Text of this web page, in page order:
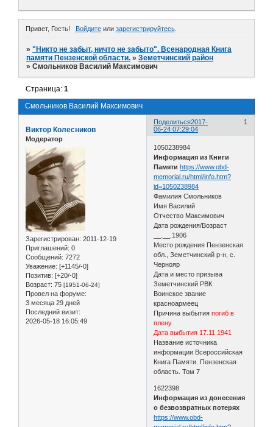
Привет, Гость! Войдитеили зарегистрируйтесь.
»"Никто не забыт, ничто не забыто". Всенародная Книга
памяти Пензенской области. »Земетчинский район
»Смольников Василий Максимович
Смольников Василий Максимович
Страница:1
Поделиться 1
2017-
06-24 07:29:04
Виктор Колесников
Модератор
Зарегистрирован: 2011-12-19
Приглашений: 0
Сообщений: 7272
Уважение: [+1145/-0]
Позитив: [+20/-0]
Возраст: 75 [1951-06-24]
Провел на форуме:
3 месяца 29 дней
Последний визит:
2026-05-18 16:05:49
1050238984
Информация из Книги
Памяти https://www.obd-
memorial.ru/html/info.htm?
id=1050238984
Фамилия Смольников
Имя Василий
Отчество Максимович
Дата рождения/Возраст
__.__.1906
Место рождения Пензенская
обл., Земетчинский р-н, с.
Чернояр
Дата и место призыва
Земетчинский РВК
Воинское звание
красноармеец
Причина выбытияпогиб в
плену
Дата выбытия 17.11.1941
Название источника
информации Всероссийская
Книга Памяти. Пензенская
область. Том 7
1622398
Информация из донесения
о безвозвратных потерях
https://www.obd-